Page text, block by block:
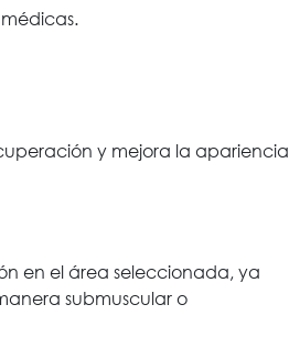
y mejora la apariencia
en el área seleccionada, ya
submuscular o